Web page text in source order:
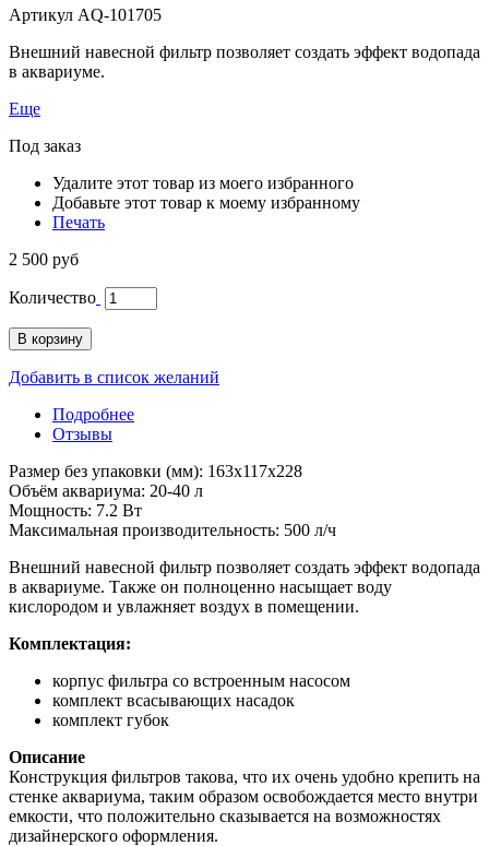
Артикул AQ-101705
Внешний навесной фильтр позволяет создать эффект водопада
в аквариуме.
Еще
Под заказ
Удалите этот товар из моего избранного
Добавьте этот товар к моему избранному
Печать
2 500 руб
Количество
В корзину
Добавить в список желаний
Подробнее
Отзывы
Размер без упаковки (мм): 163x117x228
Объём аквариума: 20-40 л
Мощность: 7.2 Вт
Максимальная производительность: 500 л/ч
Внешний навесной фильтр позволяет создать эффект водопада
в аквариуме. Также он полноценно насыщает воду
кислородом и увлажняет воздух в помещении.
Комплектация:
корпус фильтра со встроенным насосом
комплект всасывающих насадок
комплект губок
Описание
Конструкция фильтров такова, что их очень удобно крепить на
стенке аквариума, таким образом освобождается место внутри
емкости, что положительно сказывается на возможностях
дизайнерского оформления.